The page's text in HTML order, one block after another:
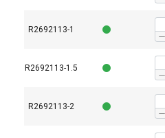
R2692113-1
R2692113-1.5
R2692113-2